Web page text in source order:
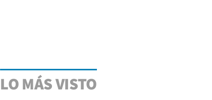
LO MÁS VISTO